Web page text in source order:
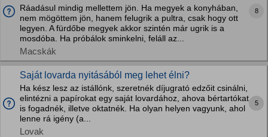
Ráadásul mindig mellettem jön. Ha megyek a konyhában,
nem mögöttem jön, hanem felugrik a pultra, csak hogy ott
legyen. A fürdőbe megyek akkor szintén már ugrik is a
mosdóba. Ha próbálok sminkelni, feláll az...
Macskák
8
Saját lovarda nyitásából meg lehet élni?
Ha kész lesz az istállónk, szeretnék díjugrató edzőit csinálni,
elintézni a papírokat egy saját lovardához, ahova bértartókat
is fogadnék, illetve oktatnék. Ha olyan helyen vagyunk, ahol
lenne rá igény (a...
Lovak
5